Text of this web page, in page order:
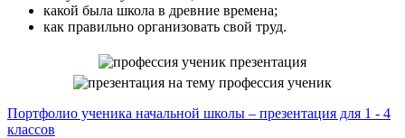
какой была школа в древние времена;
как правильно организовать свой труд.
Портфолио ученика начальной школы – презентация для 1 - 4
классов